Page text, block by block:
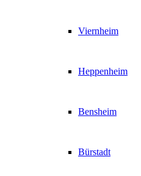
Viernheim
Heppenheim
Bensheim
Bürstadt